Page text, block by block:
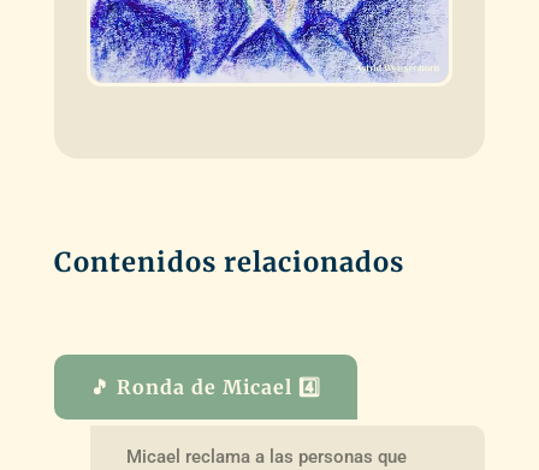
Contenidos relacionados
🎵 Ronda de Micael 4️⃣
Micael reclama a las personas que